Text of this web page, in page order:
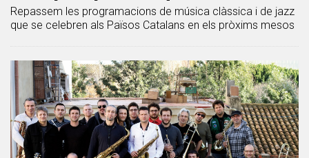
Repassem les programacions de música clàssica i de jazz
que se celebren als Països Catalans en els pròxims mesos